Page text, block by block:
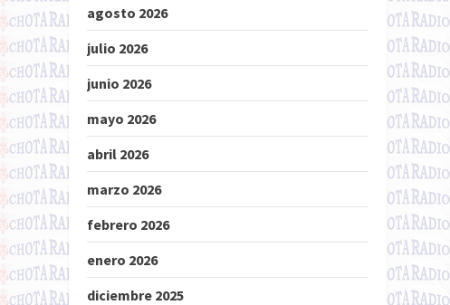
agosto 2026
julio 2026
junio 2026
mayo 2026
abril 2026
marzo 2026
febrero 2026
enero 2026
diciembre 2025